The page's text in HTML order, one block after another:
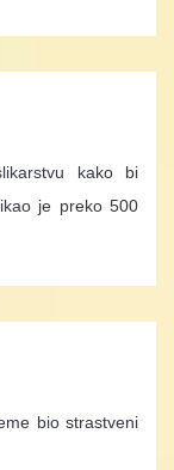
kako bi
je preko 500
bio strastveni